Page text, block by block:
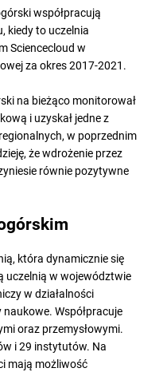
współpracują
kiedy to uczelnia
Sciencecloud w
za okres 2017-2021.
na bieżąco monitorował
i uzyskał jedne z
w poprzednim
że wdrożenie przez
równie pozytywne
która dynamicznie się
uczelnią w województwie
w działalności
Współpracuje
oraz przemysłowymi.
i 29 instytutów. Na
mają możliwość